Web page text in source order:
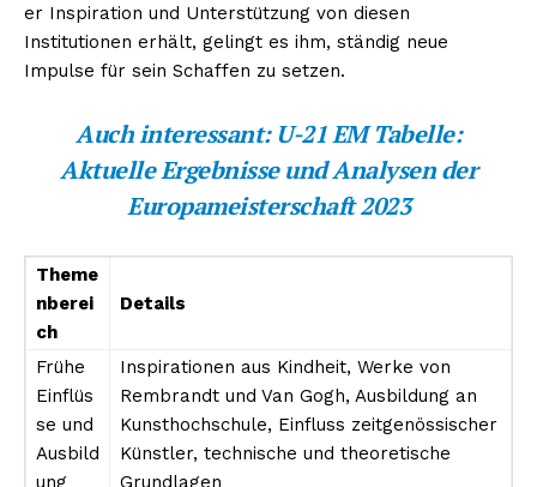
er Inspiration und Unterstützung von diesen
Institutionen erhält, gelingt es ihm, ständig neue
Impulse für sein Schaffen zu setzen.
Auch interessant:U-21 EM Tabelle:
Aktuelle Ergebnisse und Analysen der
Europameisterschaft 2023
Theme
nberei
ch
Details
Frühe
Einflüs
se und
Ausbild
ung
Inspirationen aus Kindheit, Werke von
Rembrandt und Van Gogh, Ausbildung an
Kunsthochschule, Einfluss zeitgenössischer
Künstler, technische und theoretische
Grundlagen